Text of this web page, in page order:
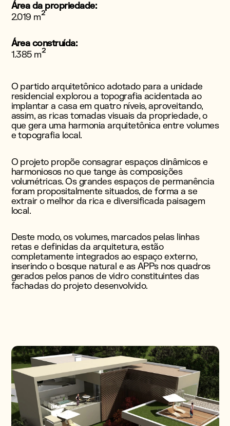
Área da propriedade:
2.019 m²
Área construída:
1.385 m²
O partido arquitetônico adotado para a unidade
residencial explorou a topografia acidentada ao
implantar a casa em quatro níveis, aproveitando,
assim, as ricas tomadas visuais da propriedade, o
que gera uma harmonia arquitetônica entre volumes
e topografia local.
O projeto propõe consagrar espaços dinâmicos e
harmoniosos no que tange às composições
volumétricas. Os grandes espaços de permanência
foram propositalmente situados, de forma a se
extrair o melhor da rica e diversificada paisagem
local.
Deste modo, os volumes, marcados pelas linhas
retas e definidas da arquitetura, estão
completamente integrados ao espaço externo,
inserindo o bosque natural e as APPs nos quadros
gerados pelos panos de vidro constituintes das
fachadas do projeto desenvolvido.